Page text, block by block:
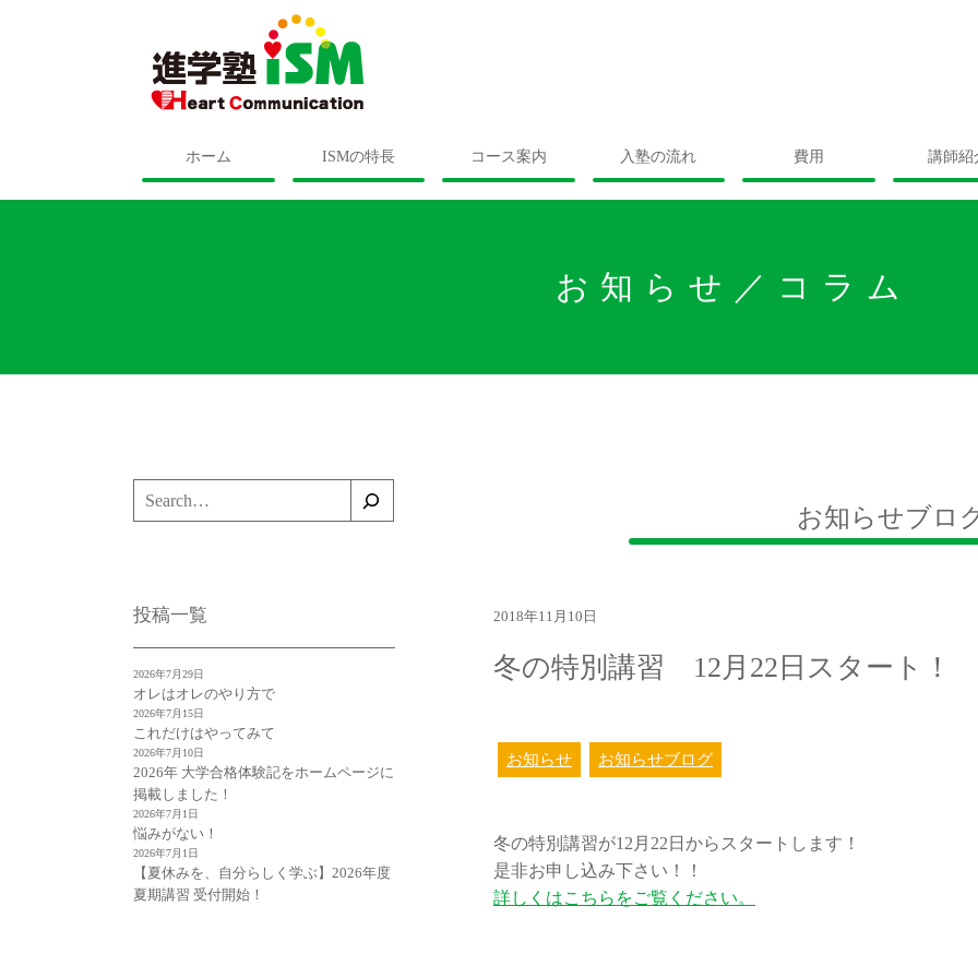
ホーム ISMの特長 コース案内 入塾の流れ 費用 講師紹
お知らせ／コラム
お知らせブロ
2018年11月10日
冬の特別講習 12月22日スタート！
お知らせ お知らせブログ
冬の特別講習が12月22日からスタートします！
是非お申し込み下さい！！
詳しくはこちらをご覧ください。
検
索
投稿一覧
オレはオレのやり方で
2026年7月29日
これだけはやってみて
2026年7月15日
2026年 大学合格体験記をホームページに
掲載しました！
2026年7月10日
悩みがない！
2026年7月1日
【夏休みを、自分らしく学ぶ】2026年度
夏期講習 受付開始！
2026年7月1日